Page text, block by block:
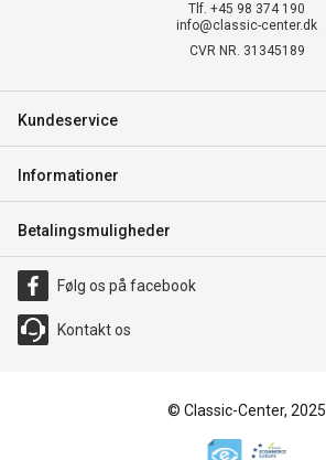
Tlf. +45 98 374 190
info@classic-center.dk
CVR NR. 31345189
Kundeservice
Informationer
Betalingsmuligheder
Følg os på facebook
Kontakt os
© Classic-Center, 2025